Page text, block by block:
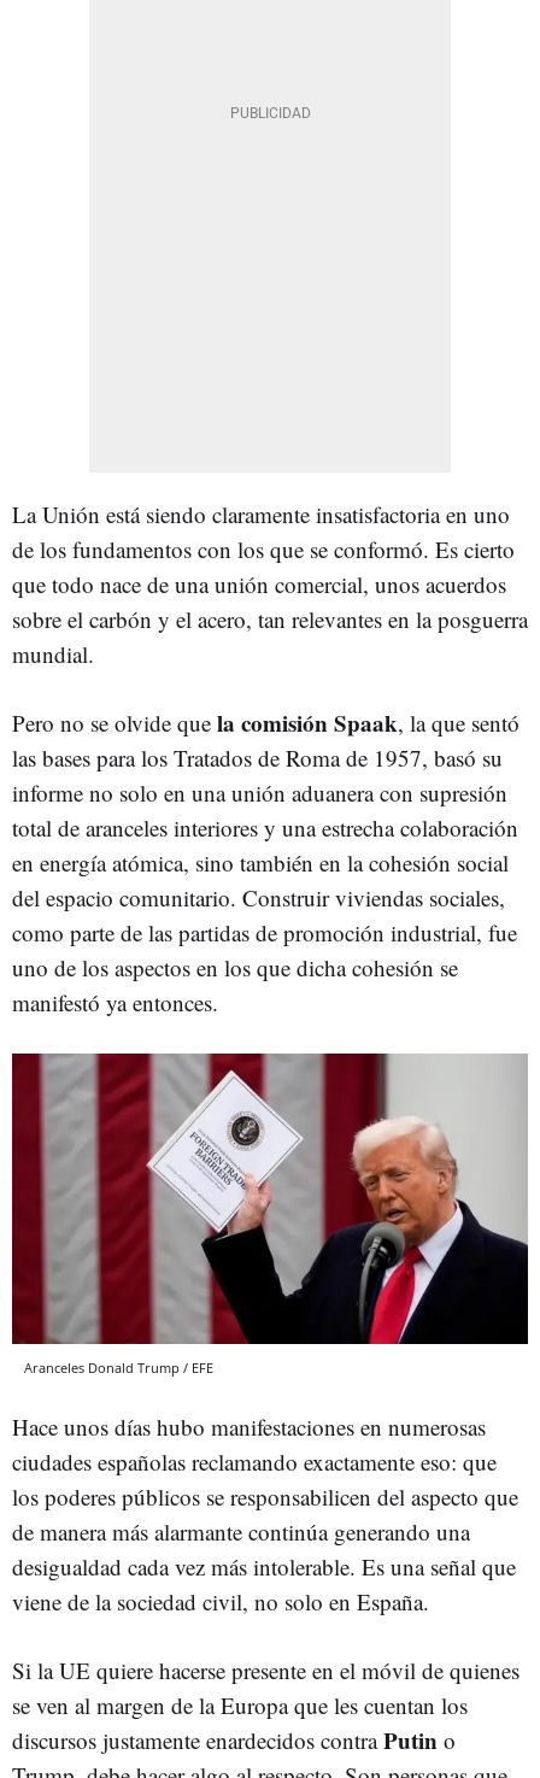
La Unión está siendo claramente insatisfactoria en uno
de los fundamentos con los que se conformó. Es cierto
que todo nace de una unión comercial, unos acuerdos
sobre el carbón y el acero, tan relevantes en la posguerra
mundial.
Pero no se olvide que la comisión Spaak, la que sentó
las bases para los Tratados de Roma de 1957, basó su
informe no solo en una unión aduanera con supresión
total de aranceles interiores y una estrecha colaboración
en energía atómica, sino también en la cohesión social
del espacio comunitario. Construir viviendas sociales,
como parte de las partidas de promoción industrial, fue
uno de los aspectos en los que dicha cohesión se
manifestó ya entonces.
Aranceles Donald Trump / EFE
Hace unos días hubo manifestaciones en numerosas
ciudades españolas reclamando exactamente eso: que
los poderes públicos se responsabilicen del aspecto que
de manera más alarmante continúa generando una
desigualdad cada vez más intolerable. Es una señal que
viene de la sociedad civil, no solo en España.
Si la UE quiere hacerse presente en el móvil de quienes
se ven al margen de la Europa que les cuentan los
discursos justamente enardecidos contraPutin o